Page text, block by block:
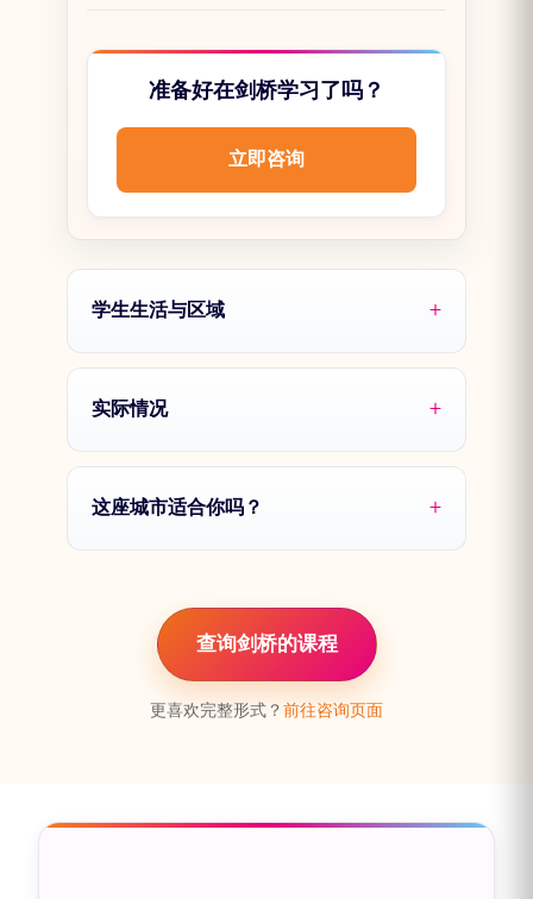
准备好在剑桥学习了吗？
立即咨询
学生生活与区域
实际情况
这座城市适合你吗？
查询剑桥的课程
更喜欢完整形式？前往咨询页面